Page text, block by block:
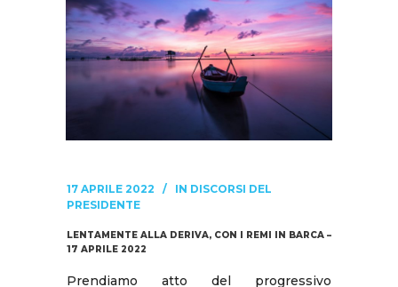
17 APRILE 2022 IN DISCORSI DEL
PRESIDENTE
LENTAMENTE ALLA DERIVA, CON I REMI IN BARCA –
17 APRILE 2022
Prendiamo atto del progressivo